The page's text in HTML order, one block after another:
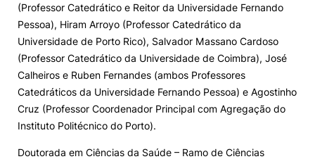
Magazine
Eventos
(Professor Catedrático e Reitor da Universidade Fernando
Pessoa), Hiram Arroyo (Professor Catedrático da
Universidade de Porto Rico), Salvador Massano Cardoso
(Professor Catedrático da Universidade de Coimbra), José
Calheiros e Ruben Fernandes (ambos Professores
Catedráticos da Universidade Fernando Pessoa) e Agostinho
Cruz (Professor Coordenador Principal com Agregação do
Instituto Politécnico do Porto).
Doutorada em Ciências da Saúde – Ramo de Ciências